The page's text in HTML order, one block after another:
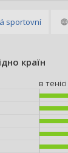
sportovní
країн
в тенісі